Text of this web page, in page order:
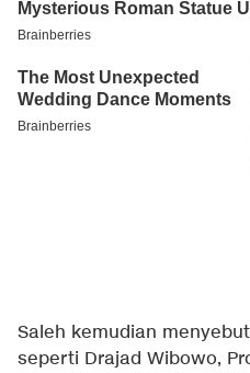
Saleh kemudian
seperti Drajad Wibowo,